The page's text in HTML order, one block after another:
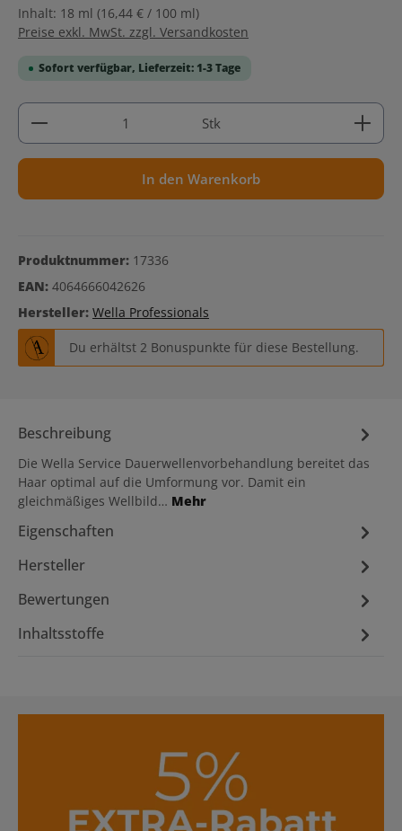
Inhalt: 18 ml (16,44 € / 100 ml)
Preise exkl. MwSt. zzgl. Versandkosten
Sofort verfügbar, Lieferzeit: 1-3 Tage
Produkt Anzahl: Gib den gewünschten Wert ein
Stk
In den Warenkorb
Produktnummer: 17336
EAN: 4064666042626
Hersteller: Wella Professionals
Du erhältst 2 Bonuspunkte für diese Bestellung.
Beschreibung
Die Wella Service Dauerwellenvorbehandlung bereitet das
Haar optimal auf die Umformung vor. Damit ein
gleichmäßiges Wellbild… Mehr
Eigenschaften
Hersteller
Bewertungen
Inhaltsstoffe